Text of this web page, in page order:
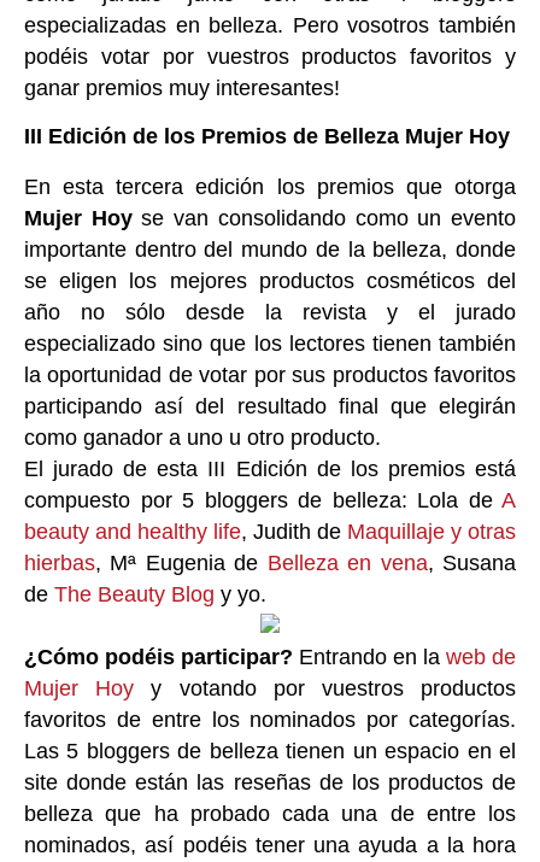
especializadas en belleza. Pero vosotros también
podéis votar por vuestros productos favoritos y
ganar premios muy interesantes!
III Edición de los Premios de Belleza Mujer Hoy
En esta tercera edición los premios que otorga
Mujer Hoyse van consolidando como un evento
importante dentro del mundo de la belleza, donde
se eligen los mejores productos cosméticos del
año no sólo desde la revista y el jurado
especializado sino que los lectores tienen también
la oportunidad de votar por sus productos favoritos
participando así del resultado final que elegirán
como ganador a uno u otro producto.
El jurado de esta III Edición de los premios está
compuesto por 5 bloggers de belleza: Lola de A
beauty and healthy life, Judith de Maquillaje y otras
hierbas, Mª Eugenia de Belleza en vena, Susana
de The Beauty Blog y yo.
¿Cómo podéis participar? Entrando en la web de
Mujer Hoy y votando por vuestros productos
favoritos de entre los nominados por categorías.
Las 5 bloggers de belleza tienen un espacio en el
site donde están las reseñas de los productos de
belleza que ha probado cada una de entre los
nominados, así podéis tener una ayuda a la hora